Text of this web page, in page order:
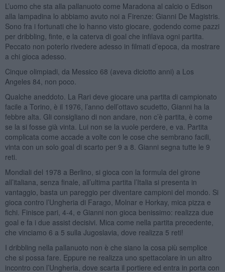
L’uomo che sta alla pallanuoto come Maradona al calcio o Edison
alla lampadina lo abbiamo avuto noi a Firenze: Gianni De Magistris.
Sono fra i fortunati che lo hanno visto giocare, godendo come pazzi
per dribbling, finte, e la caterva di goal che infilava ogni partita.
Peccato non poterlo rivedere adesso in filmati d’epoca, da mostrare
a chi gioca adesso.
Cinque olimpiadi, da Messico 68 (aveva diciotto anni) a Los
Angeles 84, non poco.
Qualche aneddoto. La Rari deve giocare una partita di campionato
facile a Torino, è il 1976, l’anno dell’ottavo scudetto, Gianni ha la
febbre alta. Gli consigliano di non andare, non c’è partita, è come
se la si fosse già vinta. Lui non se la vuole perdere, e va. Partita
complicata come accade a volte con le cose che sembrano facili,
vinta con un solo goal di scarto per 9 a 8. Gianni segna tutte le 9
reti.
Mondiali del 1978 a Berlino, si gioca con la formula del girone
all’italiana, senza finale, all’ultima partita l’Italia si presenta in
vantaggio, basta un pareggio per diventare campioni del mondo. Si
gioca contro l’Ungheria di Farago, Molnar e Horkay, mica pizza e
fichi. Finisce pari, 4-4, e Gianni non gioca benissimo: realizza due
goal e fa i due assist decisivi. Mica come nella partita precedente,
che vinciamo 6 a 5 sulla Jugoslavia, dove realizza 5 reti!
I dribbling nella pallanuoto non è che siano la cosa più semplice
che si possa fare. Eppure ne realizza uno spettacolare in un altro
incontro con l’Ungheria, dove scarta il portiere ed entra in porta con